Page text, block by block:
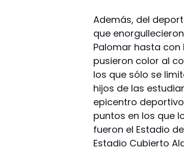
Además, del
que
Palomar hasta con
pusieron color al
los que sólo se
hijos de las
epicentro
puntos en los que
fueron el Estadio
Estadio Cubierto